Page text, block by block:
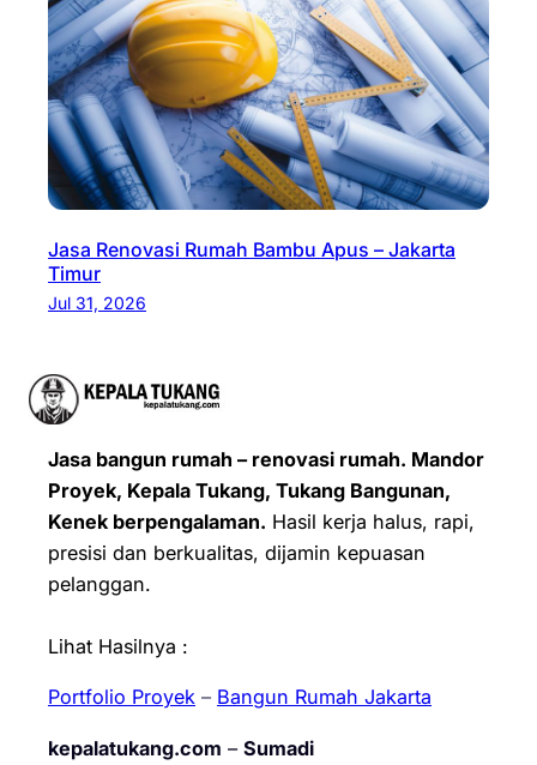
Jasa Renovasi Rumah Bambu Apus – Jakarta
Timur
Jul 31, 2026
Jasa bangun rumah – renovasi rumah. Mandor
Proyek, Kepala Tukang, Tukang Bangunan,
Kenek berpengalaman. Hasil kerja halus, rapi,
presisi dan berkualitas, dijamin kepuasan
pelanggan.
Lihat Hasilnya :
Portfolio Proyek – Bangun Rumah Jakarta
kepalatukang.com – Sumadi